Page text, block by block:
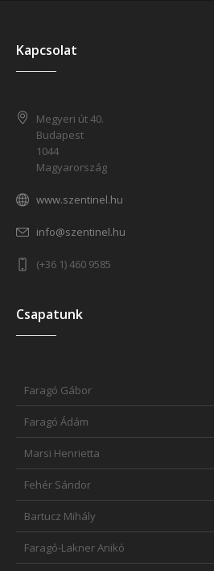
Kapcsolat
Megyeri út 40.
Budapest
1044
Magyarország
www.szentinel.hu
info@szentinel.hu
(+36 1) 460 9585
Csapatunk
Faragó Gábor
Faragó Ádám
Marsi Henrietta
Fehér Sándor
Bartucz Mihály
Faragó-Lakner Anikó